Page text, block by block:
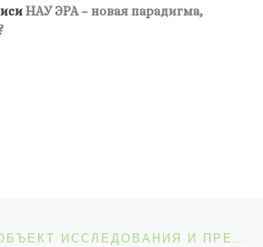
НАУ ЭРА – новая парадигма,
ФОТОГРАФИЯ: ОБЪЕКТ ИССЛЕДОВАНИЯ И ПРЕДПОСЫЛКА ОБОСНОВАНИЯ ГИПОТЕЗ